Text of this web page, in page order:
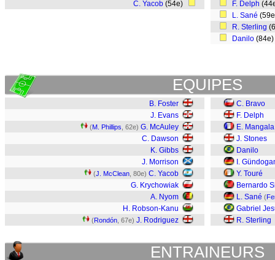
C. Yacob (54e) F. Delph
L. Sané
R. Sterling
Danilo
EQUIPES
B. Foster
J. Evans
(M. Phillips , 62e) G. McAuley
C. Dawson
K. Gibbs
J. Morrison
(J. McClean , 80e) C. Yacob
G. Krychowiak
A. Nyom
H. Robson-Kanu
(Rondón , 67e) J. Rodriguez
C. Bravo
F. Delph
E. Mangala
J. Stones
Danilo
I.
Y. Touré
Bernardo
L. Sané (
Gabriel
R. Sterling
ENTRAINEURS